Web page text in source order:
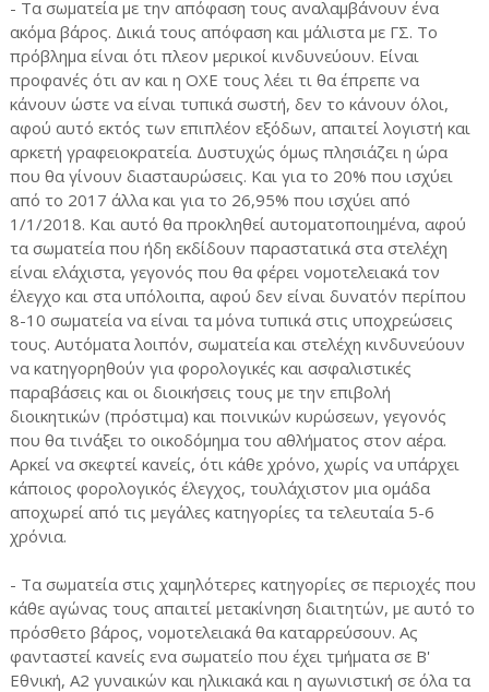
- Τα σωματεία με την απόφαση τους αναλαμβάνουν ένα
ακόμα βάρος. Δικιά τους απόφαση και μάλιστα με ΓΣ. Το
πρόβλημα είναι ότι πλεον μερικοί κινδυνεύουν. Είναι
προφανές ότι αν και η ΟΧΕ τους λέει τι θα έπρεπε να
κάνουν ώστε να είναι τυπικά σωστή, δεν το κάνουν όλοι,
αφού αυτό εκτός των επιπλέον εξόδων, απαιτεί λογιστή και
αρκετή γραφειοκρατεία. Δυστυχώς όμως πλησιάζει η ώρα
που θα γίνουν διασταυρώσεις. Και για το 20% που ισχύει
από το 2017 άλλα και για το 26,95% που ισχύει από
1/1/2018. Και αυτό θα προκληθεί αυτοματοποιημένα, αφού
τα σωματεία που ήδη εκδίδουν παραστατικά στα στελέχη
είναι ελάχιστα, γεγονός που θα φέρει νομοτελειακά τον
έλεγχο και στα υπόλοιπα, αφού δεν είναι δυνατόν περίπου
8-10 σωματεία να είναι τα μόνα τυπικά στις υποχρεώσεις
τους. Αυτόματα λοιπόν, σωματεία και στελέχη κινδυνεύουν
να κατηγορηθούν για φορολογικές και ασφαλιστικές
παραβάσεις και οι διοικήσεις τους με την επιβολή
διοικητικών (πρόστιμα) και ποινικών κυρώσεων, γεγονός
που θα τινάξει το οικοδόμημα του αθλήματος στον αέρα.
Αρκεί να σκεφτεί κανείς, ότι κάθε χρόνο, χωρίς να υπάρχει
κάποιος φορολογικός έλεγχος, τουλάχιστον μια ομάδα
αποχωρεί από τις μεγάλες κατηγορίες τα τελευταία 5-6
χρόνια.
- Τα σωματεία στις χαμηλότερες κατηγορίες σε περιοχές που
κάθε αγώνας τους απαιτεί μετακίνηση διαιτητών, με αυτό το
πρόσθετο βάρος, νομοτελειακά θα καταρρεύσουν. Ας
φανταστεί κανείς ενα σωματείο που έχει τμήματα σε Β'
Εθνική, Α2 γυναικών και ηλικιακά και η αγωνιστική σε όλα τα